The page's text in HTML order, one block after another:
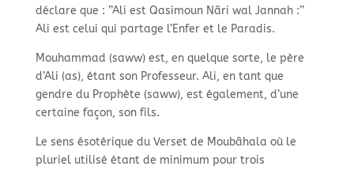
déclare que : ’’Ali est Qasimoun Nâri wal Jannah :’’
Ali est celui qui partage l’Enfer et le Paradis.
Mouhammad (saww) est, en quelque sorte, le père
d’Ali (as), étant son Professeur. Ali, en tant que
gendre du Prophète (saww), est également, d’une
certaine façon, son fils.
Le sens ésotérique du Verset de Moubâhala où le
pluriel utilisé étant de minimum pour trois